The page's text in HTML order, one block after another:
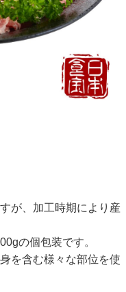
が、加工時期により産
の個包装です。
を含む様々な部位を使